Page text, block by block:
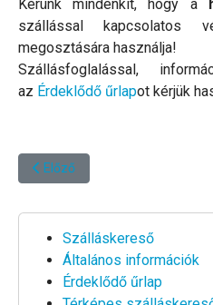
Kérünk mindenkit, hogy a
szállással kapcsolatos
megosztására használja!
Szállásfoglalással,
az Érdeklődő űrlapot kérjük
Előző cikk: Giota Villa *****
Előző
Szálláskereső
Általános információk
Érdeklődő űrlap